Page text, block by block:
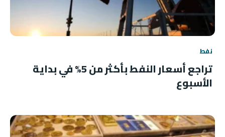
نفط
تراجع أسعار النفط بأكثر من 5% في بداية
الأسبوع